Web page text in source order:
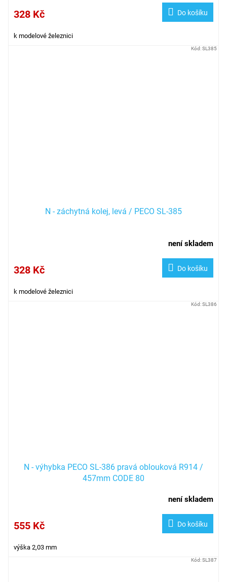
328 Kč Do košíku
k modelové železnici
N - záchytná kolej, levá / PECO SL-385
není skladem
328 Kč Do košíku
k modelové železnici
Kód:SL385
N - výhybka PECO SL-386 pravá oblouková R914 /
457mm CODE 80
není skladem
555 Kč Do košíku
výška 2,03 mm
Kód:SL386
Kód:SL387